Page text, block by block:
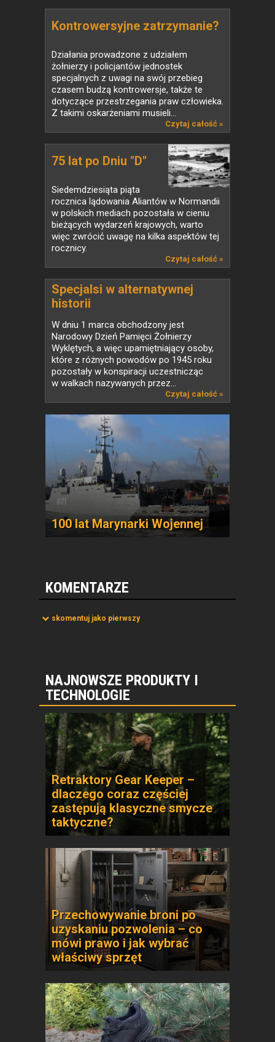
Kontrowersyjne zatrzymanie?
Działania prowadzone z udziałem
żołnierzy i policjantów jednostek
specjalnych z uwagi na swój przebieg
czasem budzą kontrowersje, także te
dotyczące przestrzegania praw człowieka.
Z takimi oskarżeniami musieli...
Czytaj całość »
75 lat po Dniu "D"
Siedemdziesiąta piąta
rocznica lądowania Aliantów w Normandii
w polskich mediach pozostała w cieniu
bieżących wydarzeń krajowych, warto
więc zwrócić uwagę na kilka aspektów tej
rocznicy.
Czytaj całość »
Specjalsi w alternatywnej
historii
W dniu 1 marca obchodzony jest
Narodowy Dzień Pamięci Żołnierzy
Wyklętych, a więc upamiętniający osoby,
które z różnych powodów po 1945 roku
pozostały w konspiracji uczestnicząc
w walkach nazywanych przez...
Czytaj całość »
100 lat Marynarki Wojennej
KOMENTARZE
skomentuj jako pierwszy
NAJNOWSZE PRODUKTY I
TECHNOLOGIE
Retraktory Gear Keeper –
dlaczego coraz częściej
zastępują klasyczne smycze
taktyczne?
Przechowywanie broni po
uzyskaniu pozwolenia – co
mówi prawo i jak wybrać
właściwy sprzęt